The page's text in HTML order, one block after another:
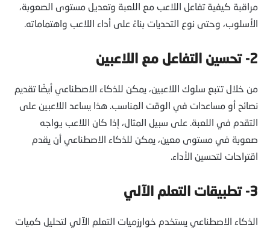
مراقبة كيفية تفاعل اللاعب مع اللعبة وتعديل مستوى الصعوبة،
الأسلوب، وحتى نوع التحديات بناءً على أداء اللاعب واهتماماته.
2- تحسين التفاعل مع اللاعبين
من خلال تتبع سلوك اللاعبين، يمكن للذكاء الاصطناعي أيضًا تقديم
نصائح أو مساعدات في الوقت المناسب. هذا يساعد اللاعبين على
التقدم في اللعبة. على سبيل المثال، إذا كان اللاعب يواجه
صعوبة في مستوى معين، يمكن للذكاء الاصطناعي أن يقدم
اقتراحات لتحسين الأداء.
3- تطبيقات التعلم الآلي
الذكاء الاصطناعي يستخدم خوارزميات التعلم الآلي لتحليل كميات